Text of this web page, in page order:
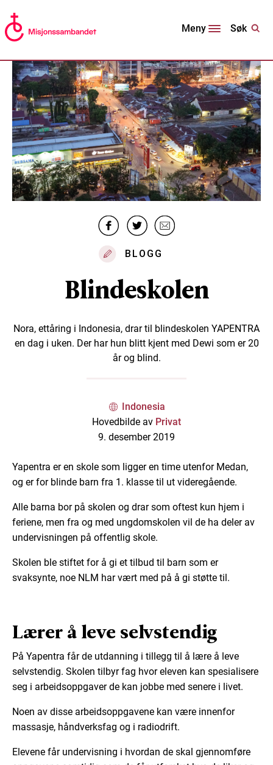
Meny Søk
BLOGG
Blindeskolen
Nora, ettåring i Indonesia, drar til blindeskolen YAPENTRA
en dag i uken. Der har hun blitt kjent med Dewi som er 20
år og blind.
Indonesia
Hovedbilde av Privat
9. desember 2019
Yapentra er en skole som ligger en time utenfor Medan,
og er for blinde barn fra 1. klasse til ut videregående.
Alle barna bor på skolen og drar som oftest kun hjem i
feriene, men fra og med ungdomskolen vil de ha deler av
undervisningen på offentlig skole.
Skolen ble stiftet for å gi et tilbud til barn som er
svaksynte, noe NLM har vært med på å gi støtte til.
Lærer å leve selvstendig
På Yapentra får de utdanning i tillegg til å lære å leve
selvstendig. Skolen tilbyr fag hvor eleven kan spesialisere
seg i arbeidsoppgaver de kan jobbe med senere i livet.
Noen av disse arbeidsoppgavene kan være innenfor
massasje, håndverksfag og i radiodrift.
Elevene får undervisning i hvordan de skal gjennomføre